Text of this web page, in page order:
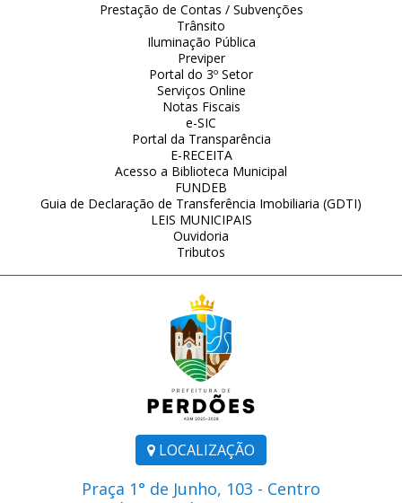
LOCALIZAÇÃO
Praça 1° de Junho, 103 - Centro
Prestação de Contas / Subvenções
Trânsito
Iluminação Pública
Previper
Portal do 3º Setor
Serviços Online
Notas Fiscais
e-SIC
Portal da Transparência
E-RECEITA
Acesso a Biblioteca Municipal
FUNDEB
Guia de Declaração de Transferência Imobiliaria (GDTI)
LEIS MUNICIPAIS
Ouvidoria
Tributos